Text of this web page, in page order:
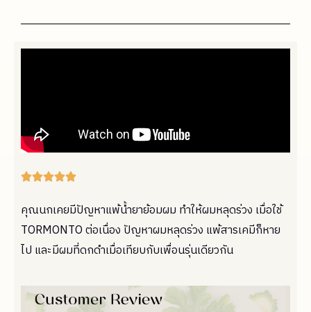

คุณนกเคยมีปัญหาแพ้น้ำยาย้อมผม ทำให้ผมหลุดร่วง เมื่อใช้
TORMONTO ต่อเนื่อง ปัญหาผมหลุดร่วง แพ้สารเคมีก็หาย
ไป และมีผมที่ดกดำเมื่อเทียบกับเพื่อนรุ่นเดียวกัน